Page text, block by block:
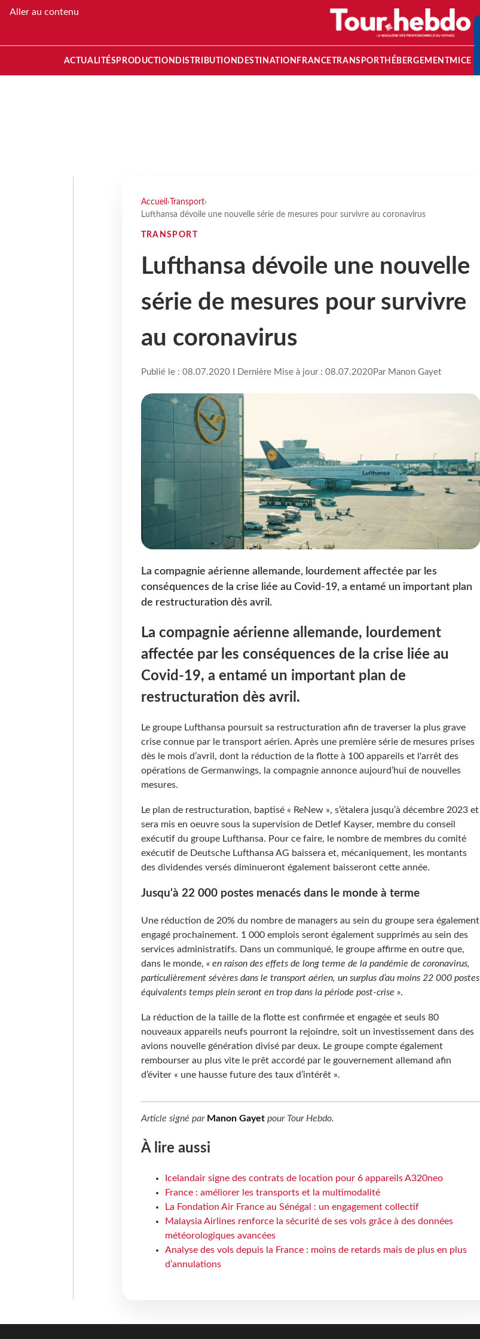
Aller au contenu
ACTUALITÉS PRODUCTION DISTRIBUTION DESTINATION FRANCETRANSPORT HÉBERGEMENTMICE
Accueil › Transport›
Lufthansa dévoile une nouvelle série de mesures pour survivre au coronavirus
TRANSPORT
Lufthansa dévoile une nouvelle
série de mesures pour survivre
au coronavirus
Publié le : 08.07.2020 I Dernière Mise à jour : 08.07.2020Par Manon Gayet
La compagnie aérienne allemande, lourdement affectée par les
conséquences de la crise liée au Covid-19, a entamé un important plan
de restructuration dès avril.
La compagnie aérienne allemande, lourdement
affectée par les conséquences de la crise liée au
Covid-19, a entamé un important plan de
restructuration dès avril.
Le groupe Lufthansa poursuit sa restructuration afin de traverser la plus grave
crise connue par le transport aérien. Après une première série de mesures prises
dès le mois d’avril, dont la réduction de la flotte à 100 appareils et l'arrêt des
opérations de Germanwings, la compagnie annonce aujourd’hui de nouvelles
mesures.
Le plan de restructuration, baptisé « ReNew », s’étalera jusqu’à décembre 2023 et
sera mis en oeuvre sous la supervision de Detlef Kayser, membre du conseil
exécutif du groupe Lufthansa. Pour ce faire, le nombre de membres du comité
exécutif de Deutsche Lufthansa AG baissera et, mécaniquement, les montants
des dividendes versés diminueront également baisseront cette année.
Jusqu'à 22 000 postes menacés dans le monde à terme
Une réduction de 20% du nombre de managers au sein du groupe sera également
engagé prochainement. 1 000 emplois seront également supprimés au sein des
services administratifs. Dans un communiqué, le groupe affirme en outre que,
dans le monde, « en raison des effets de long terme de la pandémie de coronavirus,
particulièrement sévères dans le transport aérien, un surplus d’au moins 22 000 postes
équivalents temps plein seront en trop dans la période post-crise ».
La réduction de la taille de la flotte est confirmée et engagée et seuls 80
nouveaux appareils neufs pourront la rejoindre, soit un investissement dans des
avions nouvelle génération divisé par deux. Le groupe compte également
rembourser au plus vite le prêt accordé par le gouvernement allemand afin
d’éviter « une hausse future des taux d’intérêt ».
Article signé par Manon Gayetpour Tour Hebdo.
À lire aussi
Icelandair signe des contrats de location pour 6 appareils A320neo
France : améliorer les transports et la multimodalité
La Fondation Air France au Sénégal : un engagement collectif
Malaysia Airlines renforce la sécurité de ses vols grâce à des données
météorologiques avancées
Analyse des vols depuis la France : moins de retards mais de plus en plus
d’annulations